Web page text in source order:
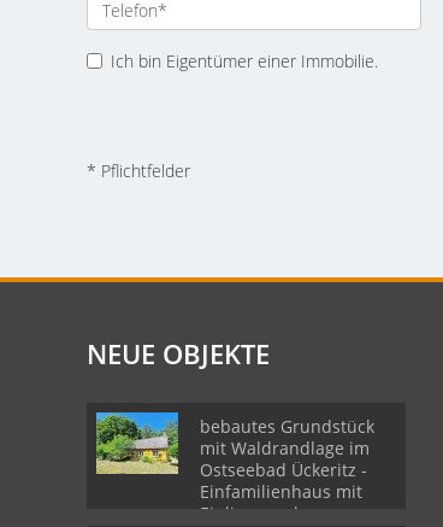
Ich bin Eigentümer einer Immobilie.
* Pflichtfelder
NEUE OBJEKTE
bebautes Grundstück
mit Waldrandlage im
Ostseebad Ückeritz -
Einfamilienhaus mit
Einliegerwohnung